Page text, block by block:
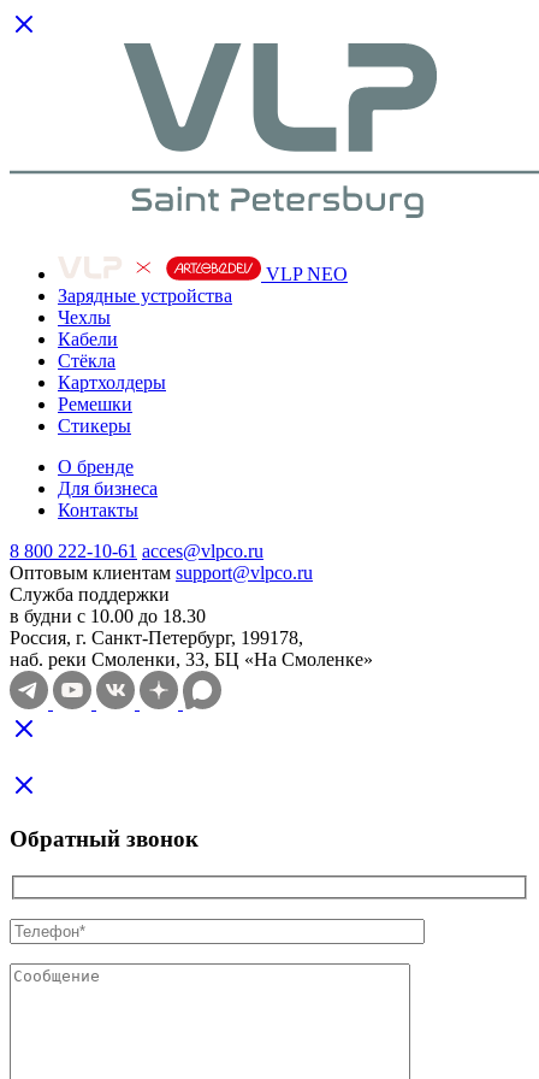
VLP NEO
Зарядные устройства
Чехлы
Кабели
Cтёкла
Картхолдеры
Ремешки
Стикеры
О бренде
Для бизнеса
Контакты
8 800 222-10-61 acces@vlpco.ru
Оптовым клиентам support@vlpco.ru
Служба поддержки
в будни с 10.00 до 18.30
Россия, г. Санкт-Петербург, 199178,
наб. реки Смоленки, 33, БЦ «На Смоленке»
Обратный звонок